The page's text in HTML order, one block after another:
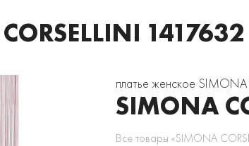
1417632
платье женское SIMONA
SIMONA
Все товары «SIMONA